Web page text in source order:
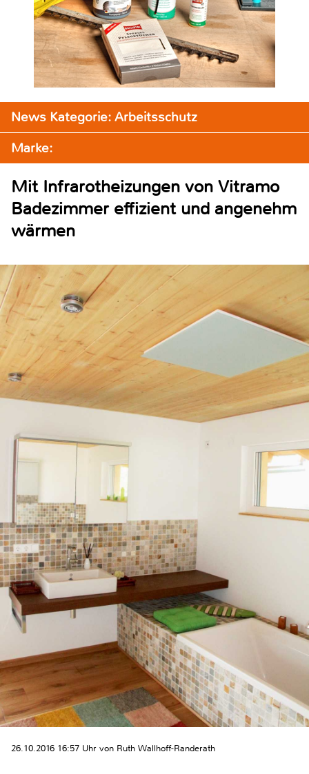
News Kategorie: Arbeitsschutz
Marke:
Mit Infrarotheizungen von Vitramo
Badezimmer effizient und angenehm
wärmen
26.10.2016 16:57 Uhr von Ruth Wallhoff-Randerath